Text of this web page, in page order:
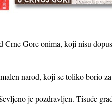
Crne Gore onima, koji nisu
narod, koji se toliko borio
je pozdravljen. Tisuće